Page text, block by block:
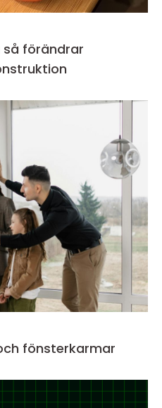
fönsterkarmar